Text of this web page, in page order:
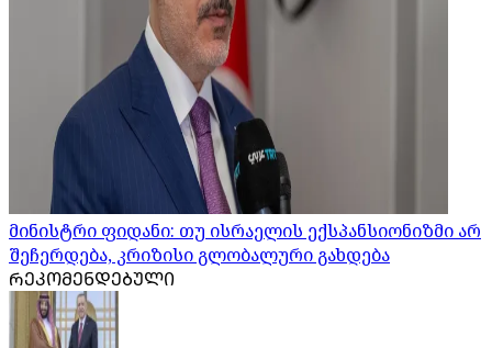
მინისტრი ფიდანი: თუ ისრაელის ექსპანსიონიზმი არ
შეჩერდება, კრიზისი გლობალური გახდება
ᲠᲔᲙᲝᲛᲔᲜᲓᲔᲑᲣᲚᲘ